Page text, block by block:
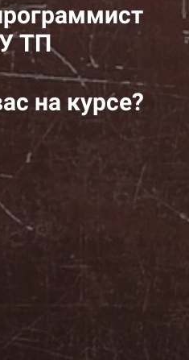
ТП
на курсе?